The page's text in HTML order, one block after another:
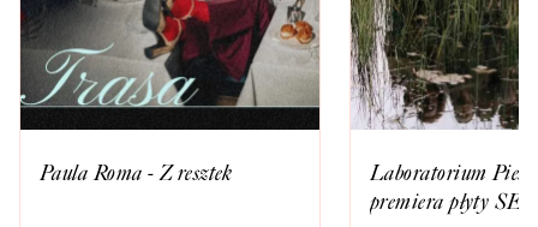
Paula Roma - Z resztek
Laboratorium
premiera płyty